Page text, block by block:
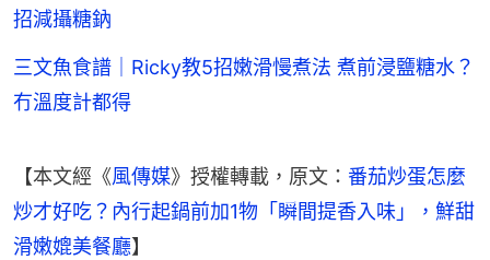
招減攝糖鈉
三文魚食譜｜Ricky教5招嫩滑慢煮法 煮前浸鹽糖水？
冇溫度計都得
【本文經《風傳媒》授權轉載，原文： 番茄炒蛋怎麼
炒才好吃？內行起鍋前加1物「瞬間提香入味」，鮮甜
滑嫩媲美餐廳】